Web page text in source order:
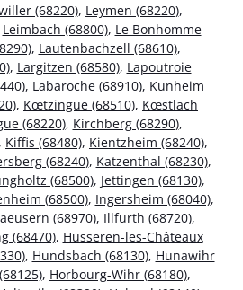
(68220), Leymen (68220),
Leimbach (68800), Le Bonhomme
, Lautenbachzell (68610),
, Largitzen (68580), Lapoutroie
, Labaroche (68910), Kunheim
, Kœtzingue (68510), Kœstlach
(68220), Kirchberg (68290),
, Kiffis (68480), Kientzheim (68240),
(68240), Katzenthal (68230),
(68500), Jettingen (68130),
(68500), Ingersheim (68040),
(68970), Illfurth (68720),
(68470), Husseren-les-Châteaux
, Hundsbach (68130), Hunawihr
, Horbourg-Wihr (68180),